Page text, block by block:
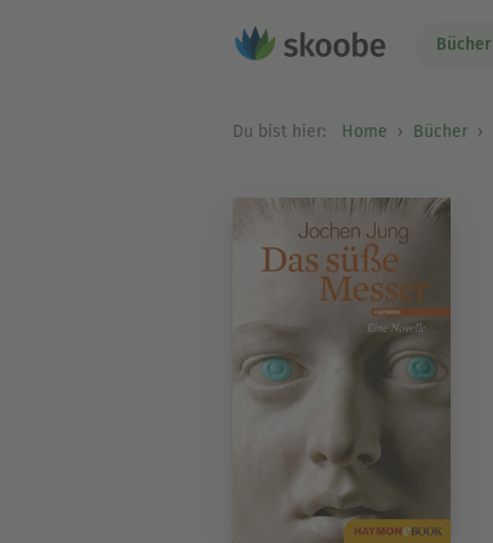
Bücher
Du bist hier: Home Bücher